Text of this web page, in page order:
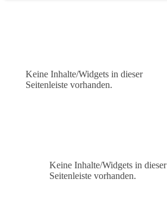
Keine Inhalte/Widgets in dieser
Seitenleiste vorhanden.
Keine Inhalte/Widgets in dieser
Seitenleiste vorhanden.